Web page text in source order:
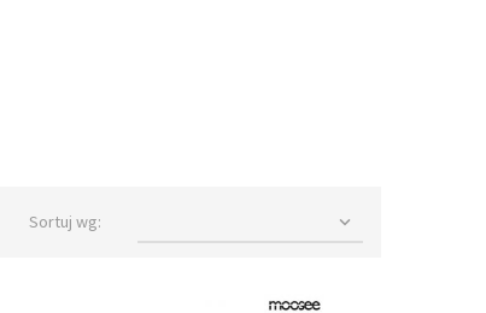
Sortuj wg: 